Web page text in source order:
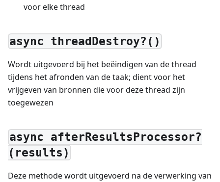
voor elke thread
async threadDestroy?()
Wordt uitgevoerd bij het beëindigen van de thread
tijdens het afronden van de taak; dient voor het
vrijgeven van bronnen die voor deze thread zijn
toegewezen
async afterResultsProcessor?
(results)
Deze methode wordt uitgevoerd na de verwerking van